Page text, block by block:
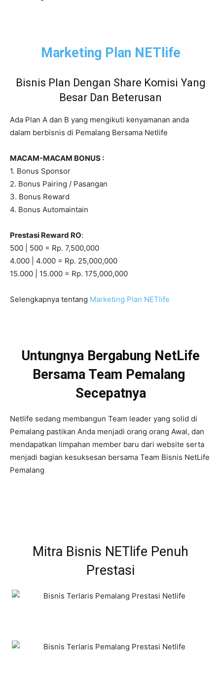
Marketing Plan NETlife
Bisnis Plan Dengan Share Komisi Yang
Besar Dan Beterusan
Ada Plan A dan B yang mengikuti kenyamanan anda
dalam berbisnis di Pemalang Bersama Netlife
MACAM-MACAM BONUS :
1. Bonus Sponsor
2. Bonus Pairing / Pasangan
3. Bonus Reward
4. Bonus Automaintain
Prestasi Reward RO:
500 | 500 = Rp. 7,500,000
4.000 | 4.000 = Rp. 25,000,000
15.000 | 15.000 = Rp. 175,000,000
Selengkapnya tentang Marketing Plan NETlife
Untungnya Bergabung NetLife
Bersama Team Pemalang
Secepatnya
Netlife sedang membangun Team leader yang solid di
Pemalang pastikan Anda menjadi orang orang Awal, dan
mendapatkan limpahan member baru dari website serta
menjadi bagian kesuksesan bersama Team Bisnis NetLife
Pemalang
Mitra Bisnis NETlife Penuh
Prestasi